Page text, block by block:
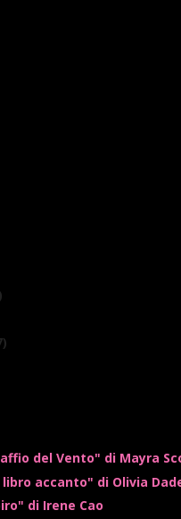
del Vento" di Mayra
accanto" di Olivia
di Irene Cao